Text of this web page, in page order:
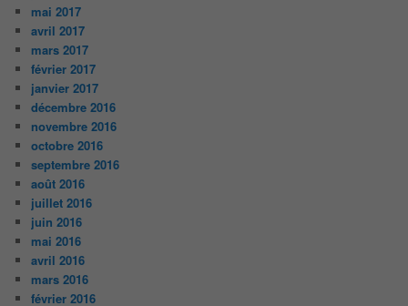
mai 2017
avril 2017
mars 2017
février 2017
janvier 2017
décembre 2016
novembre 2016
octobre 2016
septembre 2016
août 2016
juillet 2016
juin 2016
mai 2016
avril 2016
mars 2016
février 2016